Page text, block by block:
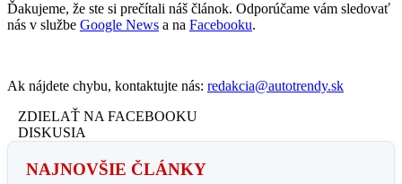
Ďakujeme, že ste si prečítali náš článok. Odporúčame vám sledovať
nás v službe Google News a na Facebooku.
Ak nájdete chybu, kontaktujte nás: redakcia@autotrendy.sk
ZDIELAŤ NA FACEBOOKU
DISKUSIA
NAJNOVŠIE ČLÁNKY